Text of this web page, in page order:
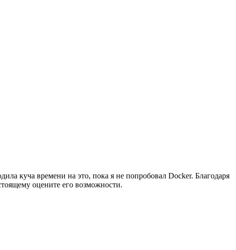
куча времени на это, пока я не попробовал Docker. Благодаря
оцените его возможности.